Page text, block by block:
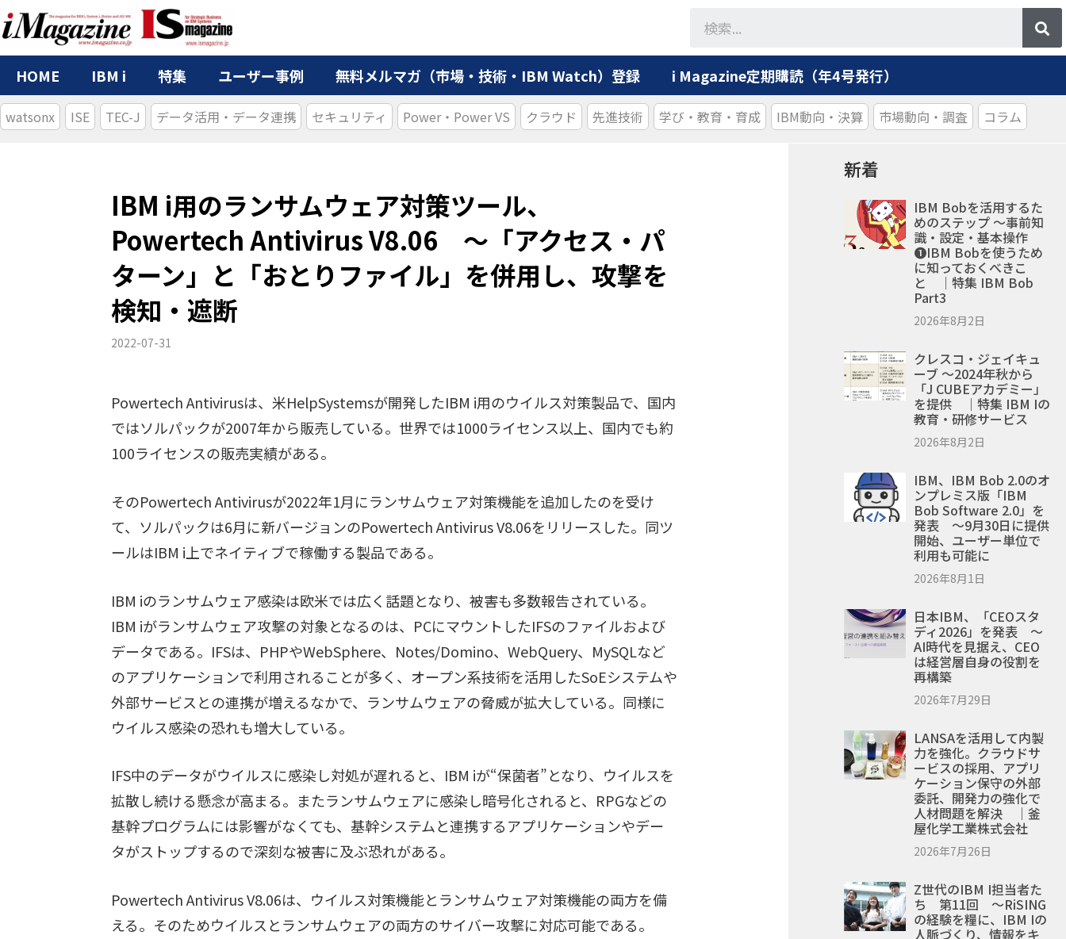
HOME IBM i 特集 ユーザー事例 無料メルマガ（市場・技術・IBM Watch）登録 i Magazine定期購読（年4号発行）
watsonx ISE TEC-J データ活用・データ連携 セキュリティ Power・Power VS クラウド 先進技術 学び・教育・育成 IBM動向・決算 市場動向・調査 コラム
IBM i用のランサムウェア対策ツール、
Powertech Antivirus V8.06 ～「アクセス・パ
ターン」と「おとりファイル」を併用し、攻撃を
検知・遮断
2022-07-31
Powertech Antivirusは、米HelpSystemsが開発したIBM i用のウイルス対策製品で、国内
ではソルパックが2007年から販売している。世界では1000ライセンス以上、国内でも約
100ライセンスの販売実績がある。
そのPowertech Antivirusが2022年1月にランサムウェア対策機能を追加したのを受け
て、ソルパックは6月に新バージョンのPowertech Antivirus V8.06をリリースした。同ツ
ールはIBM i上でネイティブで稼働する製品である。
IBM iのランサムウェア感染は欧米では広く話題となり、被害も多数報告されている。
IBM iがランサムウェア攻撃の対象となるのは、PCにマウントしたIFSのファイルおよび
データである。IFSは、PHPやWebSphere、Notes/Domino、WebQuery、MySQLなど
のアプリケーションで利用されることが多く、オープン系技術を活用したSoEシステムや
外部サービスとの連携が増えるなかで、ランサムウェアの脅威が拡大している。同様に
ウイルス感染の恐れも増大している。
IFS中のデータがウイルスに感染し対処が遅れると、IBM iが“保菌者”となり、ウイルスを
拡散し続ける懸念が高まる。またランサムウェアに感染し暗号化されると、RPGなどの
基幹プログラムには影響がなくても、基幹システムと連携するアプリケーションやデー
タがストップするので深刻な被害に及ぶ恐れがある。
Powertech Antivirus V8.06は、ウイルス対策機能とランサムウェア対策機能の両方を備
える。そのためウイルスとランサムウェアの両方のサイバー攻撃に対応可能である。
新着
IBM Bobを活用するた
めのステップ ～事前知
識・設定・基本操作
❶IBM Bobを使うため
に知っておくべきこ
と ｜特集 IBM Bob
Part3
2026年8月2日
クレスコ・ジェイキュ
ーブ ～2024年秋から
「J CUBEアカデミー」
を提供 ｜特集 IBM Iの
教育・研修サービス
2026年8月2日
IBM、IBM Bob 2.0のオ
ンプレミス版「IBM
Bob Software 2.0」を
発表 ～9月30日に提供
開始、ユーザー単位で
利用も可能に
2026年8月1日
日本IBM、「CEOスタ
ディ2026」を発表 ～
AI時代を見据え、CEO
は経営層自身の役割を
再構築
2026年7月29日
LANSAを活用して内製
力を強化。クラウドサ
ービスの採用、アプリ
ケーション保守の外部
委託、開発力の強化で
人材問題を解決 ｜釜
屋化学工業株式会社
2026年7月26日
Z世代のIBM I担当者た
ち 第11回 ～RiSING
の経験を糧に、IBM Iの
人脈づくり、情報をキ